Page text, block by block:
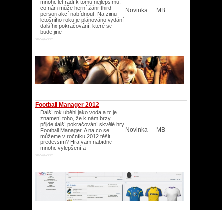
mnoho let řadí k tomu nejlepšímu,
co nám může herní žánr third
person akcí nabídnout. Na zimu
letošního roku je plánováno vydání
dalšího pokračování, které se
bude jme
XP/Vista/XP/
Novinka MB
Football Manager 2012
Další rok uběhl jako voda a to je
znamení toho, že k nám brzy
přijde další pokračování skvělé hry
Football Manager. A na co se
můžeme v ročníku 2012 těšit
především? Hra vám nabídne
mnoho vylepšení a
XP/Vista/XP/
Novinka MB